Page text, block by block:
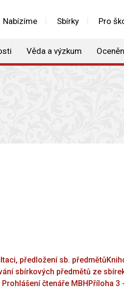
Nabízíme Sbírky Pro
Věda a výzkum
předložení sb. předmětů
sbírkových předmětů ze
čtenáře MBHPříloha 3